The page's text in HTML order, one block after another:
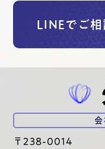
LINEでご相
会
〒238-0014